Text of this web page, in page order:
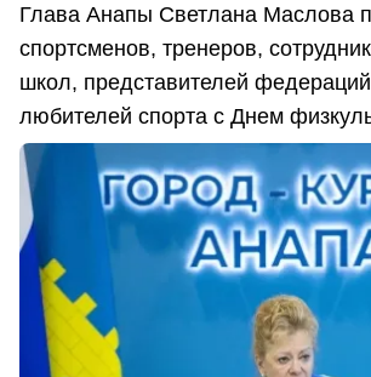
Глава Анапы Светлана Маслова
спортсменов, тренеров,
школ, представителей
любителей спорта с Днем